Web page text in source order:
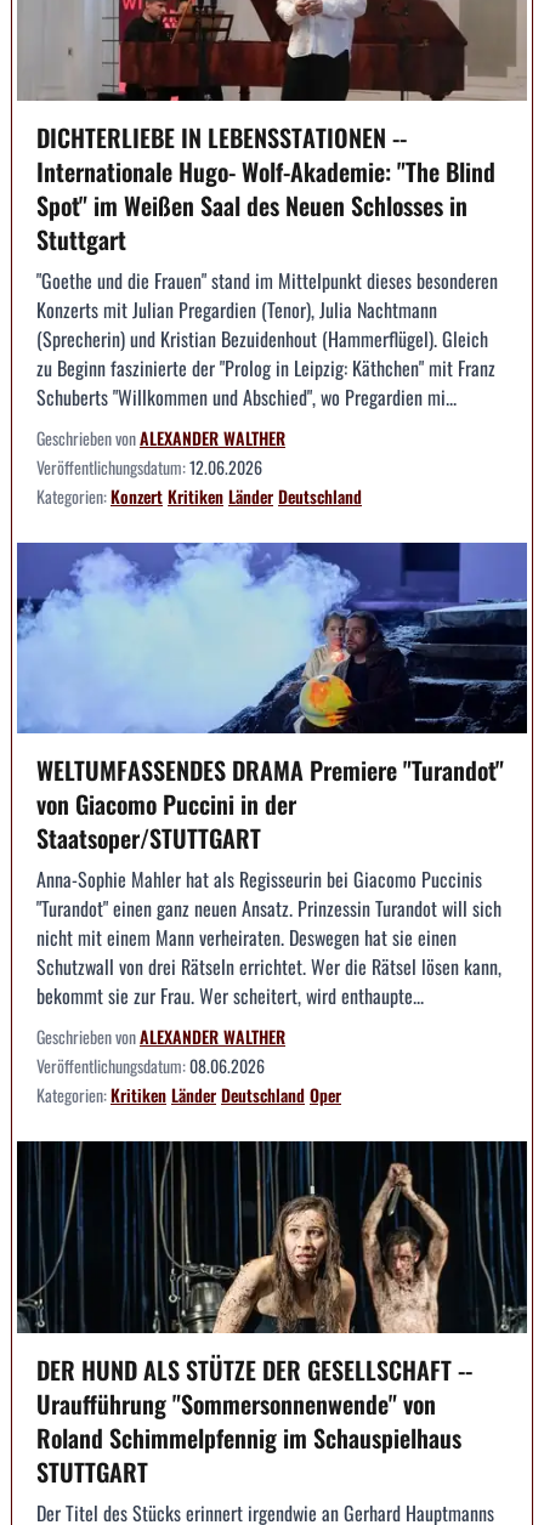
DICHTERLIEBE IN LEBENSSTATIONEN --
Internationale Hugo- Wolf-Akademie: "The Blind
Spot" im Weißen Saal des Neuen Schlosses in
Stuttgart
"Goethe und die Frauen" stand im Mittelpunkt dieses besonderen
Konzerts mit Julian Pregardien (Tenor), Julia Nachtmann
(Sprecherin) und Kristian Bezuidenhout (Hammerflügel). Gleich
zu Beginn faszinierte der "Prolog in Leipzig: Käthchen" mit Franz
Schuberts "Willkommen und Abschied", wo Pregardien mi...
Geschrieben vonALEXANDER WALTHER
Veröffentlichungsdatum:12.06.2026
Kategorien:KonzertKritikenLänderDeutschland
WELTUMFASSENDES DRAMA Premiere "Turandot"
von Giacomo Puccini in der
Staatsoper/STUTTGART
Anna-Sophie Mahler hat als Regisseurin bei Giacomo Puccinis
"Turandot" einen ganz neuen Ansatz. Prinzessin Turandot will sich
nicht mit einem Mann verheiraten. Deswegen hat sie einen
Schutzwall von drei Rätseln errichtet. Wer die Rätsel lösen kann,
bekommt sie zur Frau. Wer scheitert, wird enthaupte...
Geschrieben vonALEXANDER WALTHER
Veröffentlichungsdatum:08.06.2026
Kategorien:KritikenLänderDeutschlandOper
DER HUND ALS STÜTZE DER GESELLSCHAFT --
Uraufführung "Sommersonnenwende" von
Roland Schimmelpfennig im Schauspielhaus
STUTTGART
Der Titel des Stücks erinnert irgendwie an Gerhard Hauptmanns